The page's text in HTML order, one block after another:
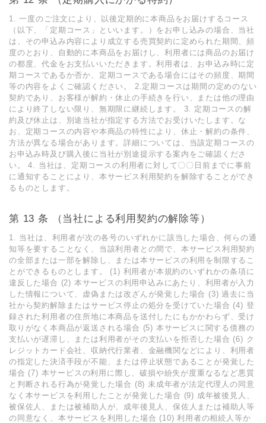
1. ⼀度のご注⽂により、以後定期的に本商品をお届けするコース
（以下、「定期コース」といいます。）をお申し込みの場合、当社
は、その申込み内容により成⽴する売買契約に定められた期間、頻
度のとおり、⾃動的に本商品をお届けし、利⽤者には商品のお届け
の都度、代⾦をお⽀払いいただきます。利⽤者は、お申込み時に定
期コースであるか否か、定期コースである場合にはその頻度、期間
等の内容をよくご確認ください。 2.定期コースは期間の定めのない
契約であり、お客様が解約・休⽌の⼿続きを⾏い、または他の理由
により終了しない限り、無期限に継続します。 3. 定期コースの解
約及び休⽌は、別途当社が指定する⽅法でお受けいたします。な
お、定期コースの内容や本商品の特性により、休⽌・解約の条件、
⽅法が異なる場合があります。詳細については、当該定期コースの
お申込み時及び購⼊後に当社が別途提⽰する案内をご確認くださ
い。 4. 当社は、定期コースの利⽤者に対して〇〇⽇前までに事前
に通知することにより、本サービス利⽤契約を解除することができ
るものとします。
第 13 条 （当社による利⽤契約の解除等）
1. 当社は、利⽤者が次の各号のいずれかに該当した場合、何らの通
知等を要することなく、当該利⽤者との間で、本サービス利⽤契約
の全部または⼀部を解除し、または本サービスの利⽤を制限するこ
とができるものとします。 (1) 利⽤者が本規約のいずれかの条項に
違反した場合 (2) 本サービスの利⽤申込みにあたり、利⽤者が⼊⼒
した情報について、虚偽または改ざんが発覚した場合 (3) 過去に当
社から契約解除またはサービス停⽌の処分を受けていた場合 (4) 登
録された利⽤者の住所地に本商品を送付したにもかかわらず、受け
取りがなく本商品が返送される場合 (5) 本サービスに関する債務の
⽀払いが遅滞し、または利⽤者がその⽀払いを拒否した場合 (6) ク
レジットカード会社、収納代⾏業者、⾦融機関などにより、利⽤者
の指定した決済⼿段が不能、または停⽌状態であることが発覚した
場合 (7) 本サービスの利⽤に際し、破損や紛失が度重なるなど悪質
と判断される⾏為が発覚した場合 (8) 未成年者が法定代理⼈の同意
なく本サービスを利⽤したことが発覚した場合 (9) 成年被後⾒⼈、
被保佐⼈、または被補助⼈が、成年後⾒⼈、保佐⼈または補助⼈等
の同意なく、本サービスを利⽤した場合 (10) 利⽤者の相続⼈等か